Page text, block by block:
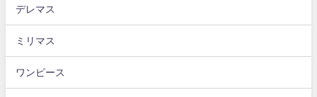
デレマス
ミリマス
ワンピース